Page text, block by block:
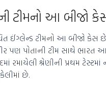
ટીમનો આ બીજો
ઈંગ્લેન્ડ ટીમનો આ
પણ પોતાની ટીમ સાથે ભારત
રમાયેલી શ્રેણીની પ્રથમ
છે.